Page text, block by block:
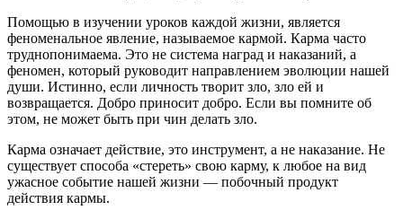
Помощью в изучении уроков каждой жизни, явля­ется
феноменальное явление, называемое кармой. Кар­ма часто
труднопонимаема. Это не система наград и наказаний, а
феномен, который руководит направле­нием эволюции нашей
души. Истинно, если личность творит зло, зло ей и
возвращается. Добро приносит добро. Если вы помните об
этом, не может быть при чин делать зло.
Карма означает действие, это инструмент, а не наказание. Не
существует способа «стереть» свою карму, к любое на вид
ужасное событие нашей жизни — побочный продукт
действия кармы.